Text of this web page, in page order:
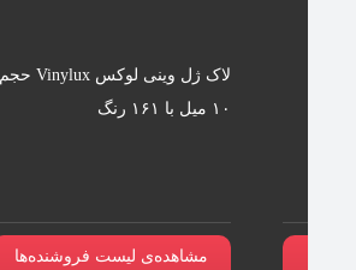
لاک ژل وینی لوکس Vinylux حجم
۱۰ میل با ۱۶۱ رنگ
مشاهده‌ی لیست فروشنده‌ها